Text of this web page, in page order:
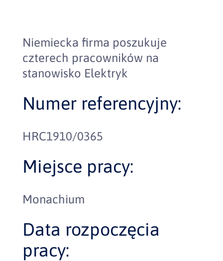
Niemiecka firma poszukuje
czterech pracowników na
stanowisko Elektryk
Numer referencyjny:
HRC1910/0365
Miejsce pracy:
Monachium
Data rozpoczęcia
pracy: